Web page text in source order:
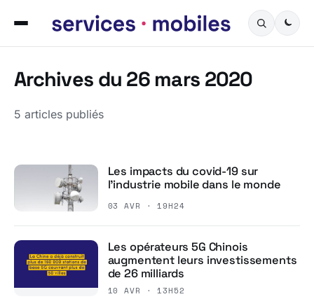
Archives du 26 mars 2020
5 articles publiés
Les impacts du covid-19 sur
l’industrie mobile dans le monde
03 AVR · 19H24
Les opérateurs 5G Chinois
augmentent leurs investissements
de 26 milliards
10 AVR · 13H52